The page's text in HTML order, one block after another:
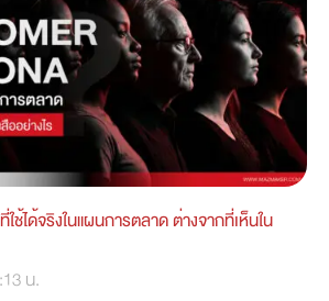
ช้ได้จริงในแผนการตลาด ต่างจากที่เห็นใน
น.